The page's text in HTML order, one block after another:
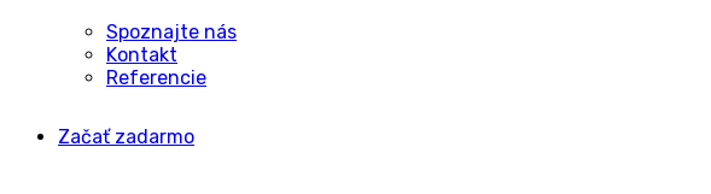
Spoznajte nás
Kontakt
Referencie
Začať zadarmo